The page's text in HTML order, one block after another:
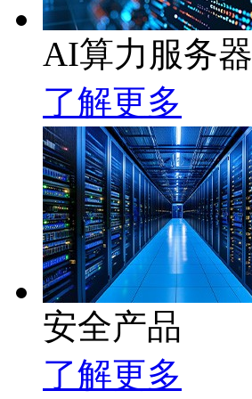
AI算力服务器
了解更多
安全产品
了解更多